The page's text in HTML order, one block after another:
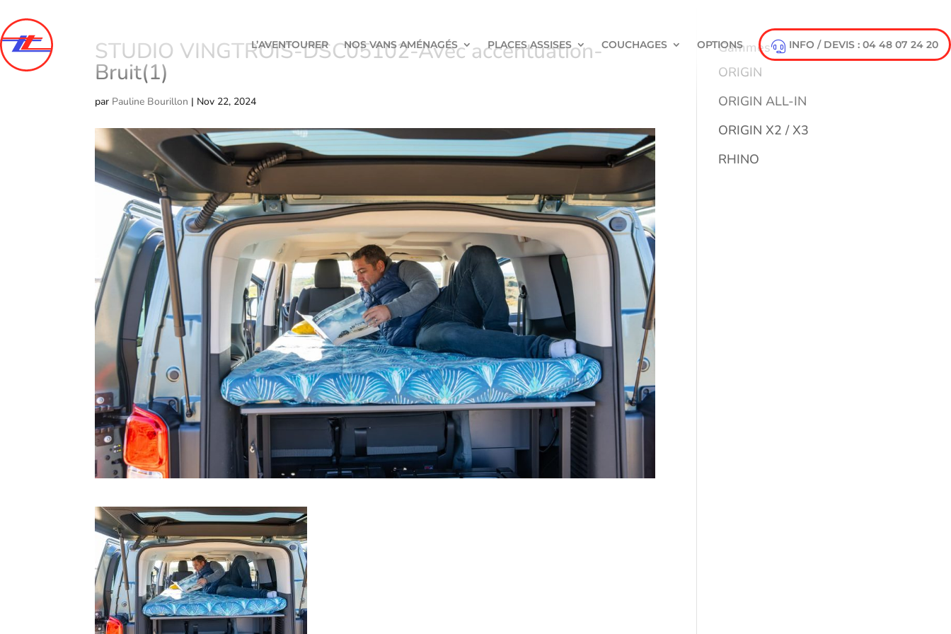
L’AVENTOURER NOS VANS AMÉNAGÉS PLACES ASSISES COUCHAGES OPTIONS INFO / DEVIS : 04 48 07 24 20
STUDIO VINGTROIS-DSC05102-Avec accentuation-
Bruit(1)
par Pauline Bourillon | Nov 22, 2024
Gammes
ORIGIN
ORIGIN ALL-IN
ORIGIN X2 / X3
RHINO